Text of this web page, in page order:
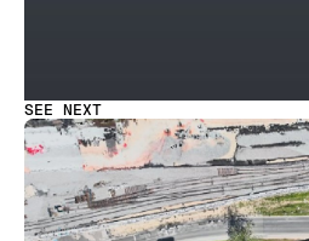
SEE NEXT